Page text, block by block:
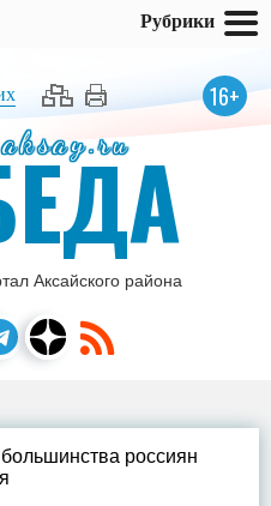
16+
Аксайского района
россиян
Рубрики